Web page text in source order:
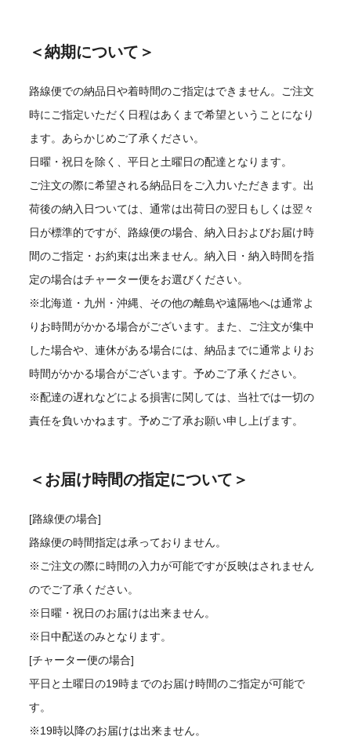
＜納期について＞
路線便での納品日や着時間のご指定はできません。ご注文
時にご指定いただく日程はあくまで希望ということになり
ます。あらかじめご了承ください。
日曜・祝日を除く、平日と土曜日の配達となります。
ご注文の際に希望される納品日をご入力いただきます。出
荷後の納入日ついては、通常は出荷日の翌日もしくは翌々
日が標準的ですが、路線便の場合、納入日およびお届け時
間のご指定・お約束は出来ません。納入日・納入時間を指
定の場合はチャーター便をお選びください。
※北海道・九州・沖縄、その他の離島や遠隔地へは通常よ
りお時間がかかる場合がございます。また、ご注文が集中
した場合や、連休がある場合には、納品までに通常よりお
時間がかかる場合がございます。予めご了承ください。
※配達の遅れなどによる損害に関しては、当社では一切の
責任を負いかねます。予めご了承お願い申し上げます。
＜お届け時間の指定について＞
[路線便の場合]
路線便の時間指定は承っておりません。
※ご注文の際に時間の入力が可能ですが反映はされません
のでご了承ください。
※日曜・祝日のお届けは出来ません。
※日中配送のみとなります。
[チャーター便の場合]
平日と土曜日の19時までのお届け時間のご指定が可能で
す。
※19時以降のお届けは出来ません。